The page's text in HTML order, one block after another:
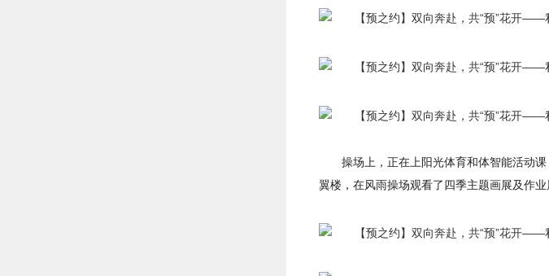
操场上，正在上阳光体育和体智能活动
翼楼，在风雨操场观看了四季主题画展及作